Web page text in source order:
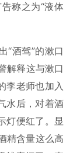
称之为“液体
“酒驾”的漱口
解释这与漱口
李老师也加入
水后，对着酒
灯便红了。显
精含量这么高